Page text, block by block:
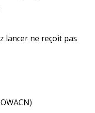
lancer ne reçoit pas